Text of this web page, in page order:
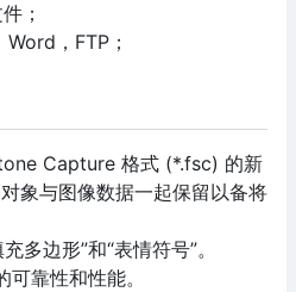
；
，FTP；
Capture 格式 (*.fsc) 的新
象与图像数据一起保留以备将
多边形”和“表情符号”。
可靠性和性能。